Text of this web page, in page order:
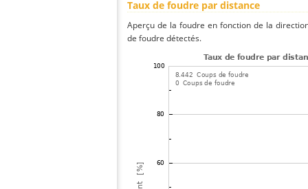
Taux de foudre par distance
Aperçu de la foudre en fonction de la
de foudre détectés.